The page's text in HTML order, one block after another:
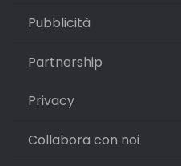
Pubblicità
Partnership
Privacy
Collabora con noi